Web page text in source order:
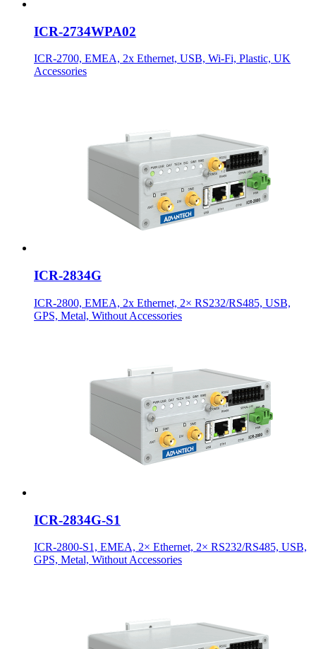
ICR-2734WPA02
ICR-2700, EMEA, 2x Ethernet, USB, Wi-Fi, Plastic, UK
Accessories
ICR-2834G
ICR-2800, EMEA, 2x Ethernet, 2× RS232/RS485, USB,
GPS, Metal, Without Accessories
ICR-2834G-S1
ICR-2800-S1, EMEA, 2× Ethernet, 2× RS232/RS485, USB,
GPS, Metal, Without Accessories